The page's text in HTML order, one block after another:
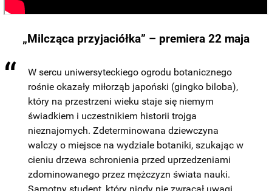
„Milcząca przyjaciółka” – premiera 22 maja
W sercu uniwersyteckiego ogrodu botanicznego
rośnie okazały miłorząb japoński (gingko biloba),
który na przestrzeni wieku staje się niemym
świadkiem i uczestnikiem historii trojga
nieznajomych. Zdeterminowana dziewczyna
walczy o miejsce na wydziale botaniki, szukając w
cieniu drzewa schronienia przed uprzedzeniami
zdominowanego przez mężczyzn świata nauki.
Samotny student, który nigdy nie zwracał uwagi